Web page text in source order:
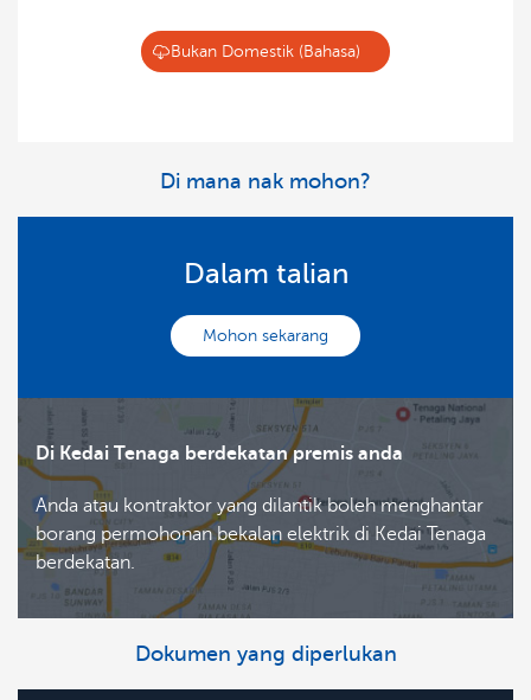
Bukan Domestik (Bahasa)
Di mana nak mohon?
Dalam talian
Mohon sekarang
Di Kedai Tenaga berdekatan premis anda
Anda atau kontraktor yang dilantik boleh menghantar
borang permohonan bekalan elektrik di Kedai Tenaga
berdekatan.
Dokumen yang diperlukan